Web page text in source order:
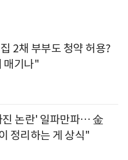
2채 부부도 청약 허용?
매기나"
진 논란' 일파만파… 金
정리하는 게 상식"